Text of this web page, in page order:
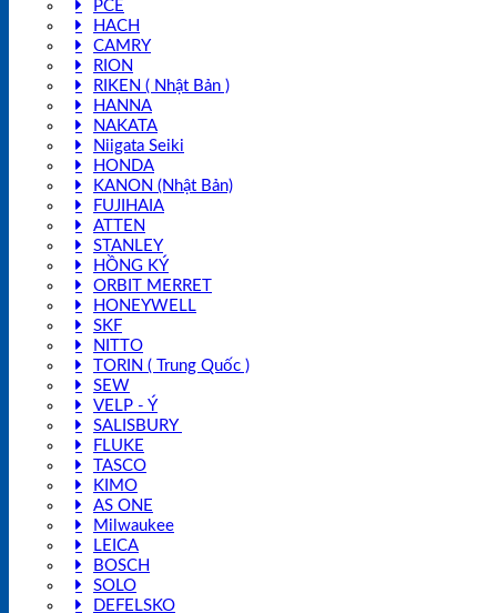
PCE
HACH
CAMRY
RION
RIKEN ( Nhật Bản )
HANNA
NAKATA
Niigata Seiki
HONDA
KANON (Nhật Bản)
FUJIHAIA
ATTEN
STANLEY
HỒNG KÝ
ORBIT MERRET
HONEYWELL
SKF
NITTO
TORIN ( Trung Quốc )
SEW
VELP - Ý
SALISBURY
FLUKE
TASCO
KIMO
AS ONE
Milwaukee
LEICA
BOSCH
SOLO
DEFELSKO